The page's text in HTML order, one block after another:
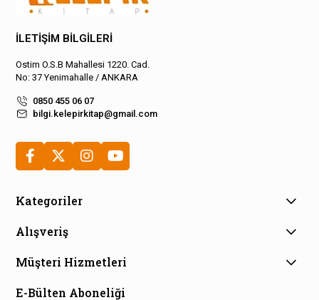
İLETİŞİM BİLGİLERİ
Ostim O.S.B Mahallesi 1220. Cad.
No: 37 Yenimahalle / ANKARA
0850 455 06 07
bilgi.kelepirkitap@gmail.com
Kategoriler
Alışveriş
Müşteri Hizmetleri
E-Bülten Aboneliği